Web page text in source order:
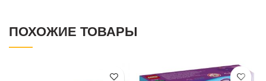
ПОХОЖИЕ ТОВАРЫ